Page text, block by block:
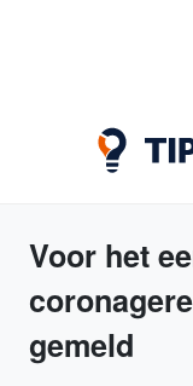
Voor het
gemeld